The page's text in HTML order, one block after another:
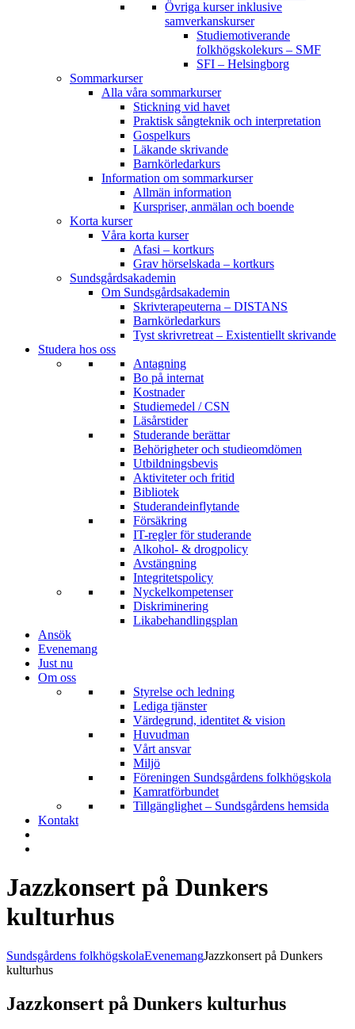
Övriga kurser inklusive
samverkanskurser
Studiemotiverande
folkhögskolekurs – SMF
SFI – Helsingborg
Sommarkurser
Alla våra sommarkurser
Stickning vid havet
Praktisk sångteknik och interpretation
Gospelkurs
Läkande skrivande
Barnkörledarkurs
Information om sommarkurser
Allmän information
Kurspriser, anmälan och boende
Korta kurser
Våra korta kurser
Afasi – kortkurs
Grav hörselskada – kortkurs
Sundsgårdsakademin
Om Sundsgårdsakademin
Skrivterapeuterna – DISTANS
Barnkörledarkurs
Tyst skrivretreat – Existentiellt skrivande
Studera hos oss
Antagning
Bo på internat
Kostnader
Studiemedel / CSN
Läsårstider
Studerande berättar
Behörigheter och studieomdömen
Utbildningsbevis
Aktiviteter och fritid
Bibliotek
Studerandeinflytande
Försäkring
IT-regler för studerande
Alkohol- & drogpolicy
Avstängning
Integritetspolicy
Nyckelkompetenser
Diskriminering
Likabehandlingsplan
Ansök
Evenemang
Just nu
Om oss
Styrelse och ledning
Lediga tjänster
Värdegrund, identitet & vision
Huvudman
Vårt ansvar
Miljö
Föreningen Sundsgårdens folkhögskola
Kamratförbundet
Tillgänglighet – Sundsgårdens hemsida
Kontakt
Jazzkonsert på Dunkers
kulturhus
Sundsgårdens folkhögskolaEvenemangJazzkonsert på Dunkers
kulturhus
Jazzkonsert på Dunkers kulturhus